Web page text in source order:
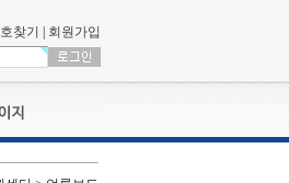
찾기 회원가입
내역